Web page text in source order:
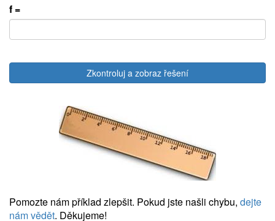
f =
Zkontroluj a zobraz řešení
Pomozte nám příklad zlepšit. Pokud jste našli chybu, dejte
nám vědět. Děkujeme!